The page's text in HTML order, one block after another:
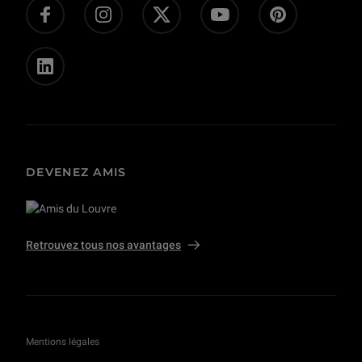
Presse
Privatisations et tournages
DEVENEZ AMIS
Retrouvez tous nos avantages
Mentions légales